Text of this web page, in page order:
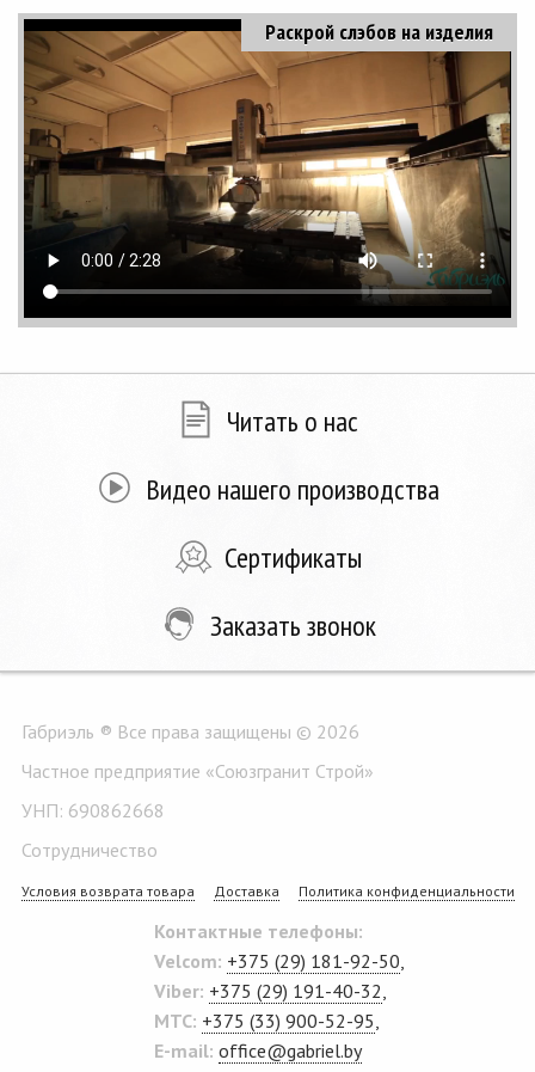
Раскрой слэбов на изделия
Читать о нас
Видео нашего производства
Сертификаты
Заказать звонок
Габриэль ® Все права защищены © 2026
Частное предприятие «Союзгранит Строй»
УНП: 690862668
Сотрудничество
Условия возврата товара Доставка Политика конфиденциальности
Контактные телефоны:
Velcom: +375 (29) 181-92-50
Viber: +375 (29) 191-40-32
MTC: +375 (33) 900-52-95
E-mail: office@gabriel.by